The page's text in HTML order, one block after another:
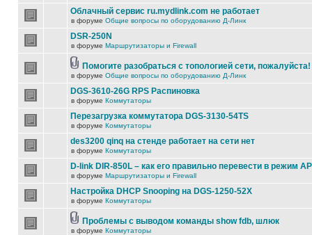
Облачный сервис ru.mydlink.com не работает
в форуме Общие вопросы по оборудованию Д-Линк
DSR-250N
в форуме Маршрутизаторы и Firewall
Помогите разобраться с топологией сети, пожалуйста!
в форуме Общие вопросы по оборудованию Д-Линк
DGS-3610-26G RPS Распиновка
в форуме Коммутаторы
Перезагрузка коммутатора DGS-3130-54TS
в форуме Коммутаторы
des3200 qinq на стенде работает на сети нет
в форуме Коммутаторы
D-link DIR-850L – как его правильно перевести в режим
в форуме Маршрутизаторы и Firewall
Настройка DHCP Snooping на DGS-1250-52X
в форуме Коммутаторы
Проблемы с выводом команды show fdb, шлюк
в форуме Коммутаторы